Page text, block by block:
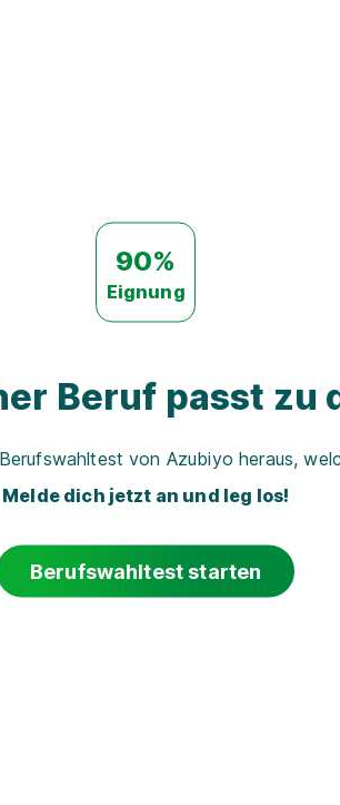
90%
Eignung
Beruf passt zu
von Azubiyo heraus,
Melde dich jetzt an und leg los!
Berufswahltest starten